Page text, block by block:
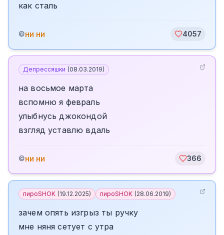
как сталь
©ни ни 4057
Депрессяшки (08.03.2019)
на восьмое марта
вспомню я февраль
улыбнусь джокондой
взгляд уставлю вдаль
©ни ни 366
пироSHOK (19.12.2025) пироSHOK (28.06.2019)
зачем опять изгрыз ты ручку
мне няня сетует с утра